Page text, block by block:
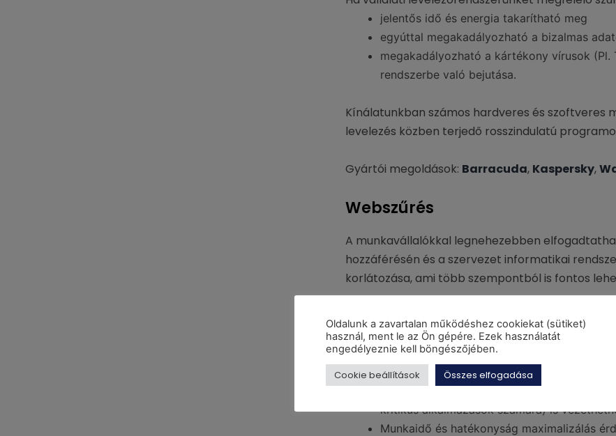
jelentős idő és energia takarítható meg
egyúttal megakadályozható a bizalmas
megakadályozható a kártékony vírusok
rendszerbe való bejutása.
Kínálatunkban számos hardveres és szoftveres
levelezés közben terjedő rosszindulatú
Gyártói megoldások: Barracuda, Kaspersky,
Webszűrés
A munkavállalókkal legnehezebben
hozzáférésén és a szervezet informatikai
korlátozása, ami több szempontból is fontos
Melyek ezek a szempontok?
Államigazgatási területen törvényi és
korlátozzák, korlátozhatják a webtartalmak
Biztonsági (rosszindulatú kódot
erőforrás gazdálkodási megfontolások (az
kritikus alkalmazások számára) is
Munkaidő és hatékonyság maximalizálás
Oldalunk a zavartalan működéshez cookiekat (sütiket)
használ, ment le az Ön gépére. Ezek használatát
engedélyeznie kell böngészőjében.
Cookie beállítások Összes elfogadása